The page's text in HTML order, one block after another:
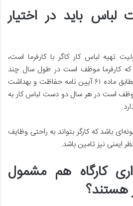
لباس باید در اختیار
تهیه لباس کار کاگر با کارفرما است،
کارفرما موظف است در طول سال چند
دست لباس به کارگر بدهد؟ مطابق ماده ۶۱ آیین نامه حفاظت و بهداشت
موظف است در هر سال دو دست لباس کار به
باشد که کارگر بتواند به راحتی وظایف
ایمنی نیز تامین باشد.
کارگاه‌ هم مشمول
هستند؟